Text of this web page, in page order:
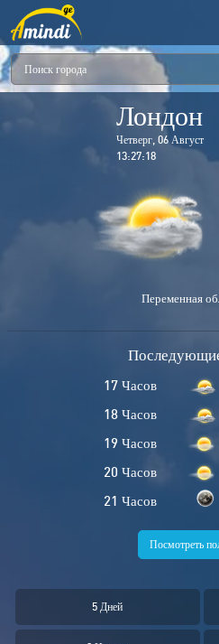
Лондон
Четверг, 06 Август
13:27:18
Переменная
17 Часов
18 Часов
19 Часов
20 Часов
21 Часов
Посмотреть
5 Дней